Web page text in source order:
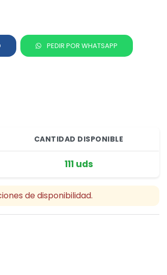
PEDIR POR WHATSAPP
CANTIDAD DISPONIBLE
111 uds
de disponibilidad.